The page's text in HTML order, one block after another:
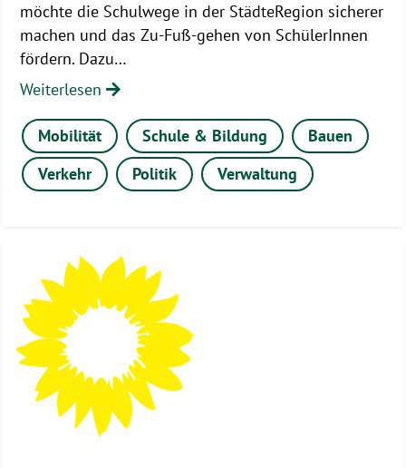
möchte die Schulwege in der StädteRegion sicherer
machen und das Zu-Fuß-gehen von SchülerInnen
fördern. Dazu…
Weiterlesen
Mobilität Schule & Bildung
Bauen
Verkehr
Politik Verwaltung